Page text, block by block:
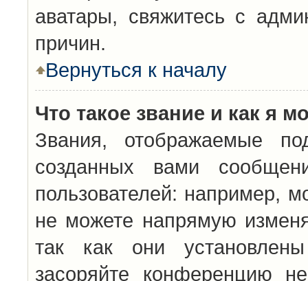
аватары, свяжитесь с
причин.
Вернуться к началу
Что такое звание и как я
Звания, отображаемые
созданных вами
пользователей: например,
не можете напрямую
так как они
засоряйте конференцию